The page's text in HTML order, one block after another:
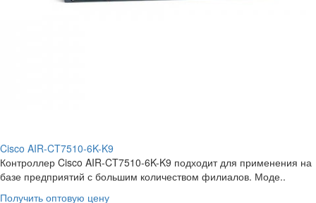
Cisco AIR-CT7510-6K-K9
Контроллер Cisco AIR-CT7510-6K-K9 подходит для применения на
базе предприятий с большим количеством филиалов. Моде..
Получить оптовую цену